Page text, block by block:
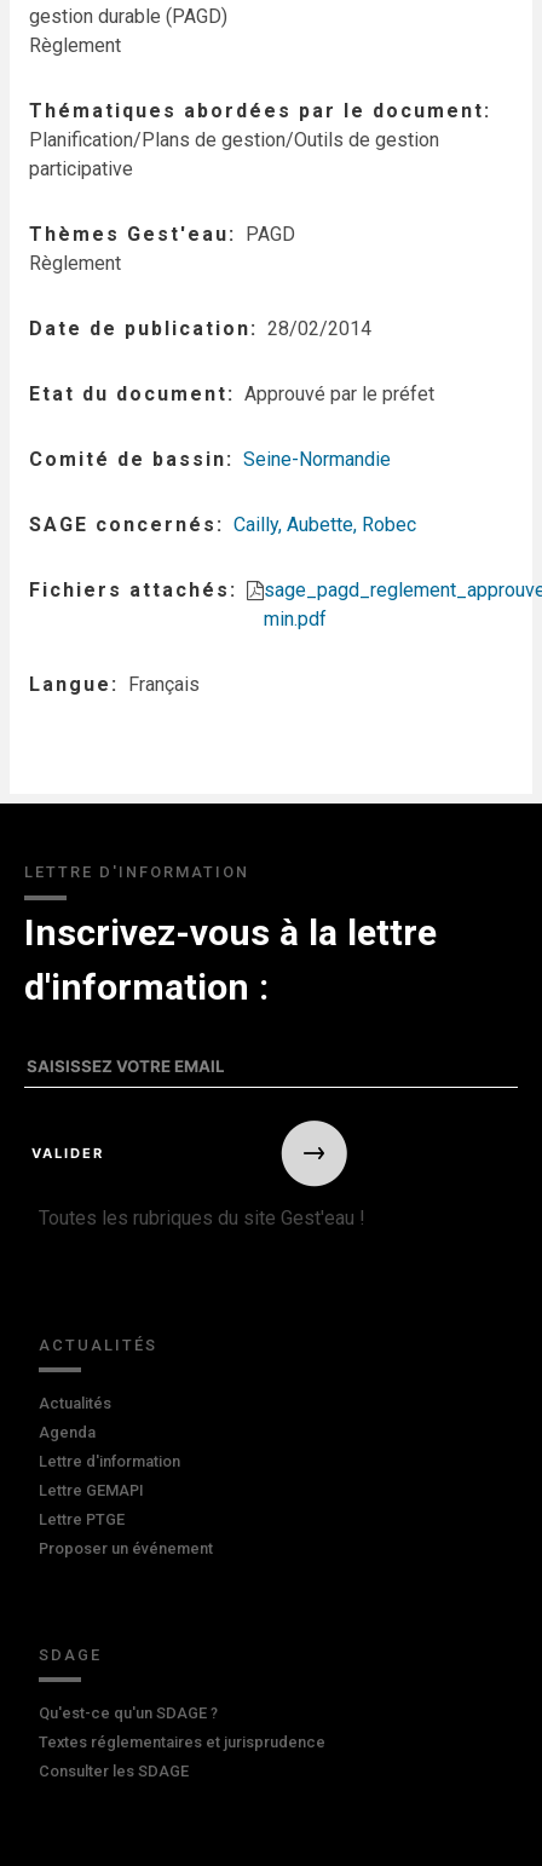
gestion durable (PAGD)
Règlement
Thématiques abordées par le document
Planification/Plans de gestion/Outils de gestion
participative
Thèmes Gest'eau
PAGD
Règlement
Date de publication 28/02/2014
Etat du document Approuvé par le préfet
Comité de bassin Seine-Normandie
SAGE concernés Cailly, Aubette, Robec
Fichiers attachés
min.pdf
Langue Français
LETTRE D'INFORMATION
Inscrivez-vous à la lettre
d'information :
Toutes les rubriques du site Gest'eau !
ACTUALITÉS
Actualités
Agenda
Lettre d'information
Lettre GEMAPI
Lettre PTGE
Proposer un événement
SDAGE
Qu'est-ce qu'un SDAGE ?
Textes réglementaires et jurisprudence
Consulter les SDAGE